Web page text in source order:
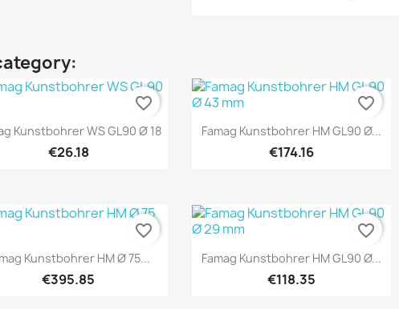
Quick view
Kunstbohrer WS GL90 Ø 18
€26.18
favorite_border
Quick view
Famag Kunstbohrer HM GL90 Ø...
€174.16
favorite_border
Quick view
Kunstbohrer HM Ø 75...
€395.85
favorite_border
Quick view
Famag Kunstbohrer HM GL90 Ø...
€118.35
favorite_border